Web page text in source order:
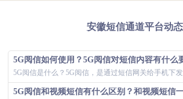
安徽短信通道平台动态
5G阅信如何使用？5G阅信对短信内容有什么
5G阅信和视频短信有什么区别？和视频短信